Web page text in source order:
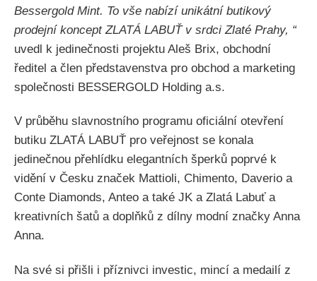
Bessergold Mint. To vše nabízí unikátní butikový
prodejní koncept ZLATÁ LABUŤ v srdci Zlaté Prahy, “
uvedl k jedinečnosti projektu Aleš Brix, obchodní
ředitel a člen představenstva pro obchod a marketing
společnosti BESSERGOLD Holding a.s.
V průběhu slavnostního programu oficiální otevření
butiku ZLATÁ LABUŤ pro veřejnost se konala
jedinečnou přehlídku elegantních šperků poprvé k
vidění v Česku značek Mattioli, Chimento, Daverio a
Conte Diamonds, Anteo a také JK a Zlatá Labuť a
kreativních šatů a doplňků z dílny modní značky Anna
Anna.
Na své si přišli i příznivci investic, mincí a medailí z